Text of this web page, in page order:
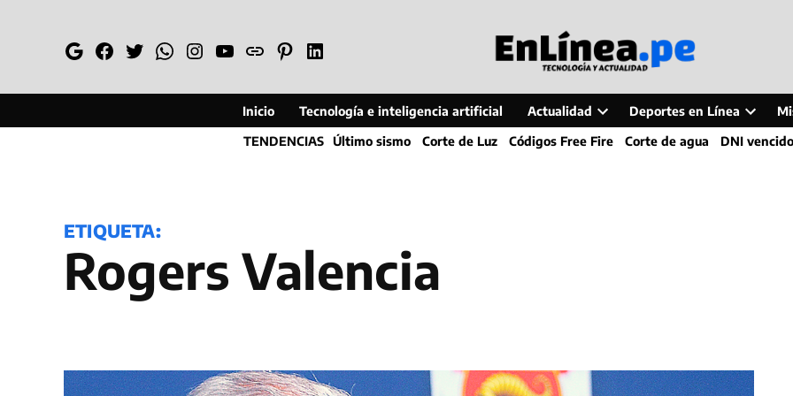
GoogleFacebook
TwitterWhatsapp
Instagram
YouTube
WebPinterestLinkedin
Inicio Tecnología e inteligencia artificial Actualidad
Open
dropdown
Deportes en Línea
Open
dropdown
TENDENCIAS Último sismo Corte de Luz Códigos Free Fire Corte de agua DNI vencido
ETIQUETA:
Rogers Valencia